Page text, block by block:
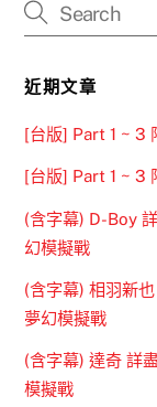
近期文章
[台版] Part 1 ~ 3
[台版] Part 1 ~ 3
(含字幕) D-Boy
幻模擬戰
(含字幕) 相羽新
夢幻模擬戰
(含字幕) 達奇 詳
模擬戰